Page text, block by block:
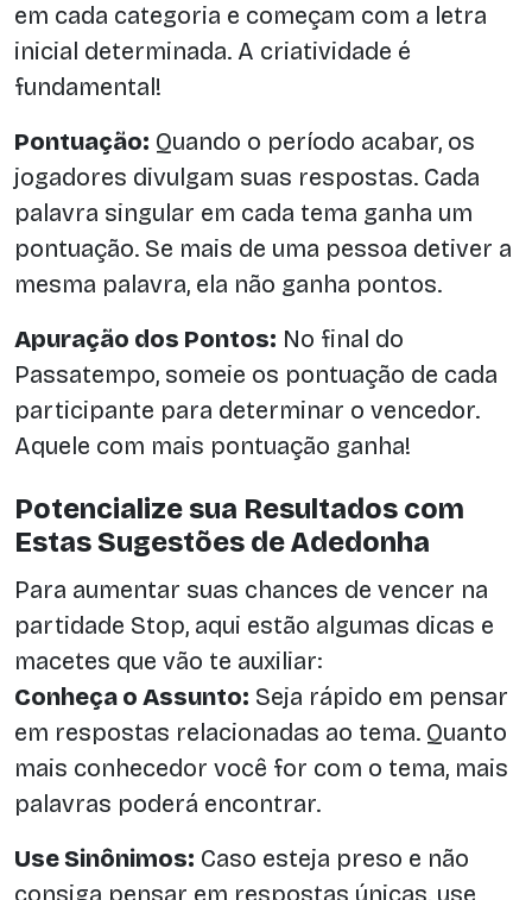
em cada categoria e começam com a letra
inicial determinada. A criatividade é
fundamental!
Pontuação: Quando o período acabar, os
jogadores divulgam suas respostas. Cada
palavra singular em cada tema ganha um
pontuação. Se mais de uma pessoa detiver a
mesma palavra, ela não ganha pontos.
Apuração dos Pontos: No final do
Passatempo, someie os pontuação de cada
participante para determinar o vencedor.
Aquele com mais pontuação ganha!
Potencialize sua Resultados com
Estas Sugestões de Adedonha
Para aumentar suas chances de vencer na
partidade Stop, aqui estão algumas dicas e
macetes que vão te auxiliar:
Conheça o Assunto: Seja rápido em pensar
em respostas relacionadas ao tema. Quanto
mais conhecedor você for com o tema, mais
palavras poderá encontrar.
Use Sinônimos: Caso esteja preso e não